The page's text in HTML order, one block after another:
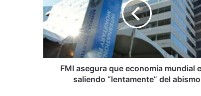
economía
mundial
está
saliendo
“lentamente”
del
abismoFMI asegura que economía mundial
saliendo “lentamente” del abismo